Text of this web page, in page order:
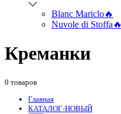
Blanc Mariclo🔥
Nuvole di Stoffa🔥
Креманки
0 товаров
Главная
КАТАЛОГ-НОВЫЙ